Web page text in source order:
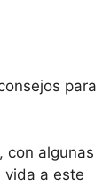
para
con algunas
vida a este